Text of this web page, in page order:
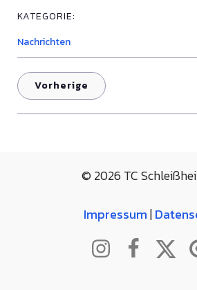
KATEGORIE:
Nachrichten
Vorherige
© 2026 TC
Impressum|